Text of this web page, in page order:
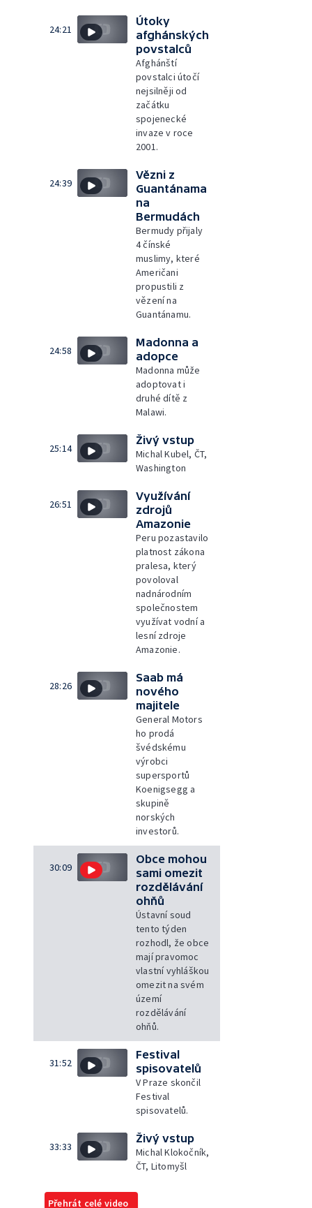
24:21
Útoky
afghánských
povstalců
Afghánští
povstalci útočí
nejsilněji od
začátku
spojenecké
invaze v roce
2001.
24:39
Vězni z
Guantánama
na
Bermudách
Bermudy přijaly
4 čínské
muslimy, které
Američani
propustili z
vězení na
Guantánamu.
24:58
Madonna a
adopce
Madonna může
adoptovat i
druhé dítě z
Malawi.
25:14
Živý vstup
Michal Kubel, ČT,
Washington
26:51
Využívání
zdrojů
Amazonie
Peru pozastavilo
platnost zákona
pralesa, který
povoloval
nadnárodním
společnostem
využívat vodní a
lesní zdroje
Amazonie.
28:26
Saab má
nového
majitele
General Motors
ho prodá
švédskému
výrobci
supersportů
Koenigsegg a
skupině
norských
investorů.
30:09
Obce mohou
sami omezit
rozdělávání
ohňů
Ústavní soud
tento týden
rozhodl, že obce
mají pravomoc
vlastní vyhláškou
omezit na svém
území
rozdělávání
ohňů.
31:52
Festival
spisovatelů
V Praze skončil
Festival
spisovatelů.
33:33
Živý vstup
Michal Klokočník,
ČT, Litomyšl
Přehrát celé video